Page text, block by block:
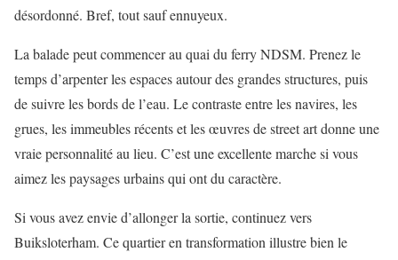
désordonné. Bref, tout sauf ennuyeux.
La balade peut commencer au quai du ferry NDSM. Prenez le
temps d’arpenter les espaces autour des grandes structures, puis
de suivre les bords de l’eau. Le contraste entre les navires, les
grues, les immeubles récents et les œuvres de street art donne une
vraie personnalité au lieu. C’est une excellente marche si vous
aimez les paysages urbains qui ont du caractère.
Si vous avez envie d’allonger la sortie, continuez vers
Buiksloterham. Ce quartier en transformation illustre bien le